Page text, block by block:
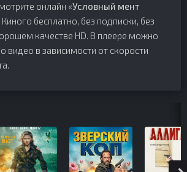
онлайн «Условный мент
Киного бесплатно, без подписки, без
качестве HD. В плеере можно
видео в зависимости от скорости